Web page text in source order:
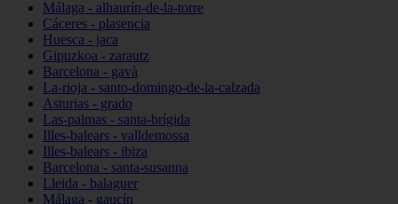
Málaga - alhaurín-de-la-torre
Cáceres - plasencia
Huesca - jaca
Gipuzkoa - zarautz
Barcelona - gavà
La-rioja - santo-domingo-de-la-calzada
Asturias - grado
Las-palmas - santa-brígida
Illes-balears - valldemossa
Illes-balears - ibiza
Barcelona - santa-susanna
Lleida - balaguer
Málaga - gaucín